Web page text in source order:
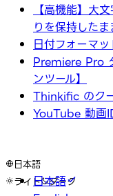
【高機能】大
りを保持した
日付フォーマッ
Premiere Pro
ンツール】
Thinkific のク
YouTube 動画
日本語
日本語
ライト ダーク